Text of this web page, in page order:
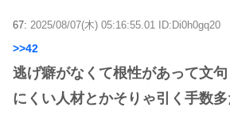
67: 2025/08/07(木) 05:16:55.01 ID:Di0h0gq20
>>42
逃げ癖がなくて根性があって文
にくい人材とかそりゃ引く手数